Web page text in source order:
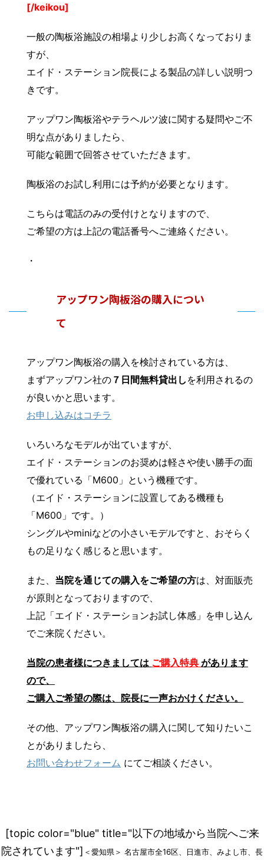
[/keikou]
一般の陶板浴施設の相場より少しお高くなっておりま
すが、
エイド・ステーション院長による製品の詳しい説明つ
きです。
アップワン陶板浴やテラヘルツ波に関する疑問やご不
明な点がありましたら、
可能な範囲で回答させていただきます。
陶板浴のお試し利用には予約が必要となります。
こちらは電話のみの受付けとなりますので、
ご希望の方は上記の電話番号へご連絡ください。
・
アップワン陶板浴の購入につい
て
アップワン陶板浴の購入を検討されている方は、
まずアップワン社の ７日間無料貸出し を利用されるの
が良いかと思います。
お申し込みはコチラ
いろいろなモデルが出ていますが、
エイド・ステーションのお奨めは軽さや使い勝手の面
で優れている「M600」という機種です。
（エイド・ステーションに設置してある機種も
「M600」です。）
シングルやminiなどの小さいモデルですと、おそらく
もの足りなく感じると思います。
また、 当院を通じての購入をご希望の方は、対面販売
が原則となっておりますので、
上記「エイド・ステーションお試し体感」を申し込ん
でご来院ください。
当院の患者様につきましては ご購入特典 があります
ので、
ご購入ご希望の際は、院長に一声おかけください。
その他、アップワン陶板浴の購入に関して知りたいこ
とがありましたら、
お問い合わせフォーム にてご相談ください。
[topic color="blue" title="以下の地域から当院へご来
院されています"] ＜愛知県＞ 名古屋市全16区、日進市、みよし市、長